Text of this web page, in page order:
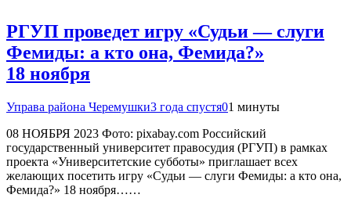
РГУП проведет игру «Судьи — слуги
Фемиды: а кто она, Фемида?»
18 ноября
Управа района Черемушки3 года спустя01 минуты
08 НОЯБРЯ 2023 Фото: pixabay.com Российский
государственный университет правосудия (РГУП) в рамках
проекта «Университетские субботы» приглашает всех
желающих посетить игру «Судьи — слуги Фемиды: а кто она,
Фемида?» 18 ноября……